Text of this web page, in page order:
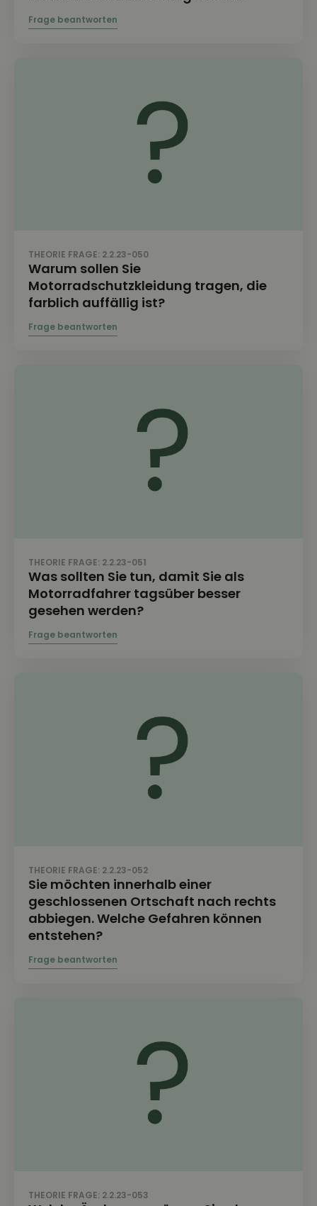
THEORIE FRAGE: 2.2.23-050
Warum sollen Sie
Motorradschutzkleidung tragen, die
farblich auffällig ist?
THEORIE FRAGE: 2.2.23-051
Was sollten Sie tun, damit Sie als
Motorradfahrer tagsüber besser
gesehen werden?
THEORIE FRAGE: 2.2.23-052
Sie möchten innerhalb einer
geschlossenen Ortschaft nach rechts
abbiegen. Welche Gefahren können
entstehen?
THEORIE FRAGE: 2.2.23-053